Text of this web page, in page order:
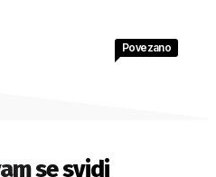
se svidi
Povezano